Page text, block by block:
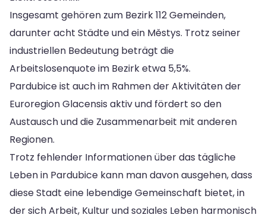
Insgesamt gehören zum Bezirk 112 Gemeinden,
darunter acht Städte und ein Městys. Trotz seiner
industriellen Bedeutung beträgt die
Arbeitslosenquote im Bezirk etwa 5,5%.
Pardubice ist auch im Rahmen der Aktivitäten der
Euroregion Glacensis aktiv und fördert so den
Austausch und die Zusammenarbeit mit anderen
Regionen.
Trotz fehlender Informationen über das tägliche
Leben in Pardubice kann man davon ausgehen, dass
diese Stadt eine lebendige Gemeinschaft bietet, in
der sich Arbeit, Kultur und soziales Leben harmonisch